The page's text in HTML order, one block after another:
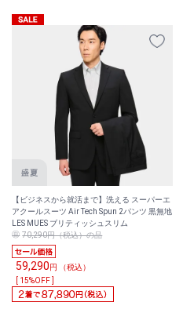
【ビジネスから就活まで】洗える スーパーエ
アクールスーツ Air Tech Spun 2パンツ 黒無地
LES MUES ブリティッシュスリム
70,290円（税込）の品
59,290円 （税込）
[ 15%OFF ]